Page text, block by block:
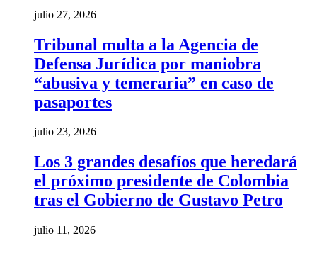
julio 27, 2026
Tribunal multa a la Agencia de
Defensa Jurídica por maniobra
“abusiva y temeraria” en caso de
pasaportes
julio 23, 2026
Los 3 grandes desafíos que heredará
el próximo presidente de Colombia
tras el Gobierno de Gustavo Petro
julio 11, 2026